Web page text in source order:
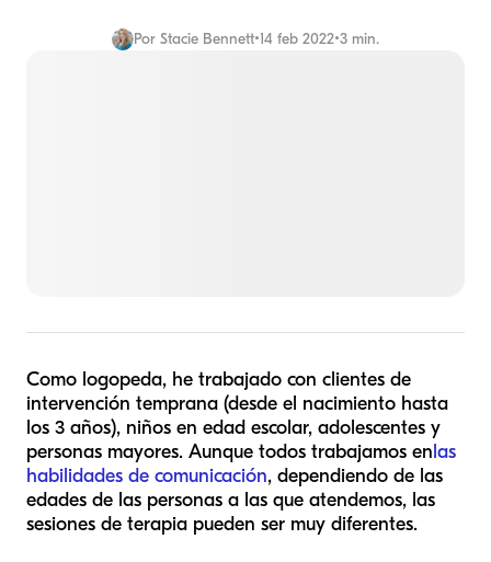
Por Stacie Bennett•14 feb 2022•3 min.
Como logopeda, he trabajado con clientes de
intervención temprana (desde el nacimiento hasta
los 3 años), niños en edad escolar, adolescentes y
personas mayores. Aunque todos trabajamos en las
habilidades de comunicación, dependiendo de las
edades de las personas a las que atendemos, las
sesiones de terapia pueden ser muy diferentes.